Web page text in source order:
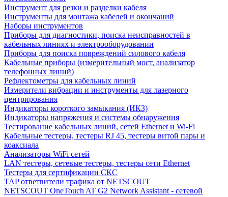
Инструмент для резки и разделки кабеля
Инструменты для монтажа кабелей и окончаний
Наборы инструментов
Приборы для диагностики, поиска неисправностей в
кабельных линиях и электрооборудовании
Приборы для поиска повреждений силового кабеля
Кабельные приборы (измерительный мост, анализатор
телефонных линий)
Рефлектометры для кабельных линий
Измерители вибрации и инструменты для лазерного
центрирования
Индикаторы короткого замыкания (ИКЗ)
Индикаторы напряжения и системы обнаружения
Тестирование кабельных линий, сетей Ethernet и Wi-Fi
Кабельные тестеры, тестеры RJ 45, тестеры витой пары и
коаксиала
Анализаторы WiFi сетей
LAN тестеры, сетевые тестеры, тестеры сети Ethernet
Тестеры для сертификации СКС
TAP ответвители трафика от NETSCOUT
NETSCOUT OneTouch AT G2 Network Assistant - сетевой